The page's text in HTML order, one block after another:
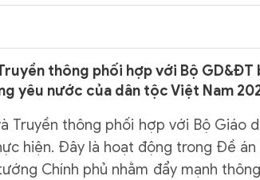
thông phối hợp với Bộ GD&ĐT
yêu nước của dân tộc Việt Nam
Truyền thông phối hợp với Bộ Giáo
hiện. Đây là hoạt động trong Đề
Chính phủ nhằm đẩy mạnh